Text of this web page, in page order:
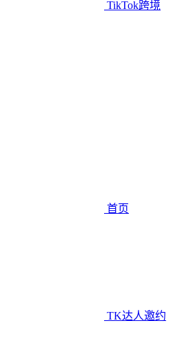
TikTok跨境
首页
TK达人邀约